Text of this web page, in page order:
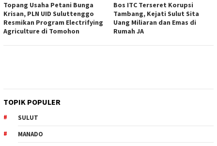
Topang Usaha Petani Bunga
Krisan, PLN UID Suluttenggo
Resmikan Program Electrifying
Agriculture di Tomohon
Bos ITC Terseret Korupsi
Tambang, Kejati Sulut Sita
Uang Miliaran dan Emas di
Rumah JA
TOPIK POPULER
SULUT
MANADO